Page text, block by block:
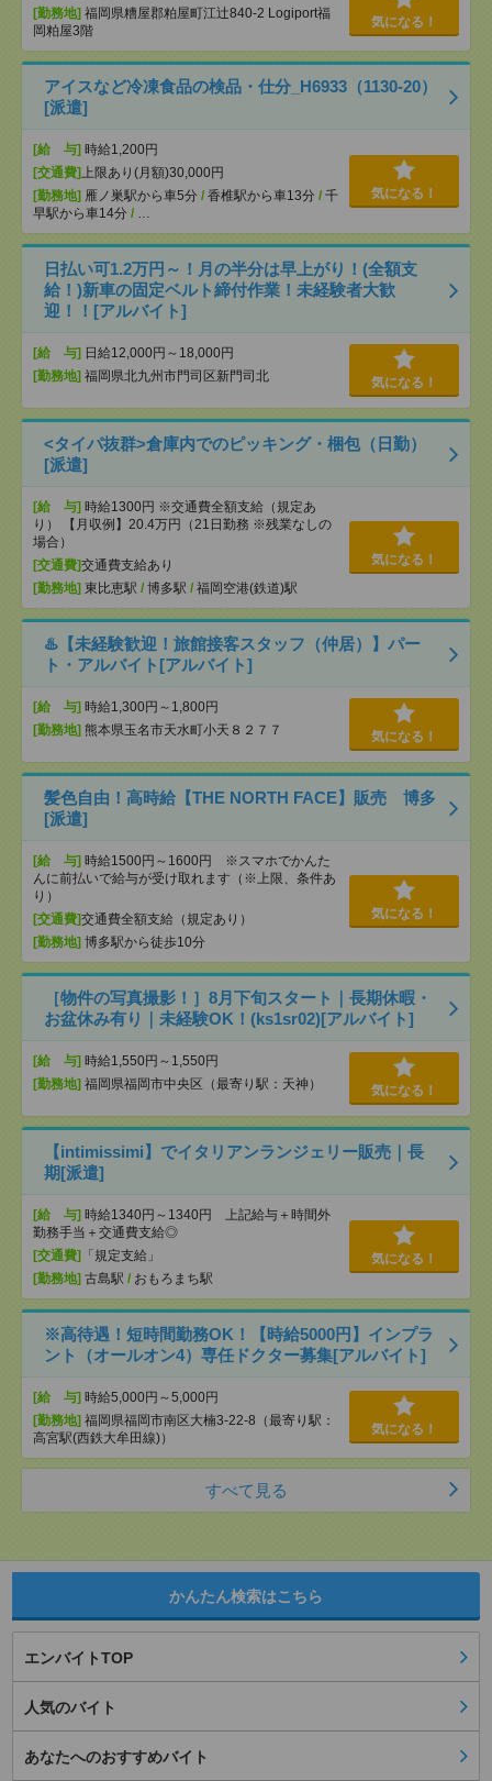
[勤務地] 福岡県糟屋郡粕屋町江辻840-2 Logiport福
岡粕屋3階
気になる！
アイスなど冷凍食品の検品・仕分_H6933（1130-20）
[派遣]
[給 与] 時給1,200円
[交通費] 上限あり(月額)30,000円
[勤務地] 雁ノ巣駅から車5分 / 香椎駅から車13分 / 千
早駅から車14分 / …
気になる！
日払い可1.2万円～！月の半分は早上がり！(全額支
給！)新車の固定ベルト締付作業！未経験者大歓
迎！！[アルバイト]
[給 与] 日給12,000円～18,000円
[勤務地] 福岡県北九州市門司区新門司北 気になる！
<タイパ抜群>倉庫内でのピッキング・梱包（日勤）
[派遣]
[給 与] 時給1300円 ※交通費全額支給（規定あ
り） 【月収例】20.4万円（21日勤務 ※残業なしの
場合）
[交通費]交通費支給あり
[勤務地] 東比恵駅 / 博多駅 / 福岡空港(鉄道)駅
気になる！
♨️【未経験歓迎！旅館接客スタッフ（仲居）】パー
ト・アルバイト[アルバイト]
[給 与] 時給1,300円～1,800円
[勤務地] 熊本県玉名市天水町小天８２７７ 気になる！
髪色自由！高時給【THE NORTH FACE】販売 博多
[派遣]
[給 与] 時給1500円～1600円 ※スマホでかんた
んに前払いで給与が受け取れます（※上限、条件あ
り）
[交通費]交通費全額支給（規定あり）
[勤務地] 博多駅から徒歩10分
気になる！
［物件の写真撮影！］8月下旬スタート｜長期休暇・
お盆休み有り｜未経験OK！(ks1sr02)[アルバイト]
[給 与] 時給1,550円～1,550円
[勤務地] 福岡県福岡市中央区（最寄り駅：天神） 気になる！
【intimissimi】でイタリアンランジェリー販売｜長
期[派遣]
[給 与] 時給1340円～1340円 上記給与＋時間外
勤務手当＋交通費支給◎
[交通費]
「規定支給」
[勤務地] 古島駅 / おもろまち駅
気になる！
※高待遇！短時間勤務OK！【時給5000円】インプラ
ント（オールオン4）専任ドクター募集[アルバイト]
[給 与] 時給5,000円～5,000円
[勤務地] 福岡県福岡市南区大楠3-22-8（最寄り駅：
高宮駅(西鉄大牟田線)）
気になる！
すべて見る
かんたん検索はこちら
エンバイトTOP
人気のバイト
あなたへのおすすめバイト